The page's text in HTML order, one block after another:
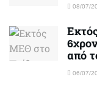
08/07/
από
06/07/